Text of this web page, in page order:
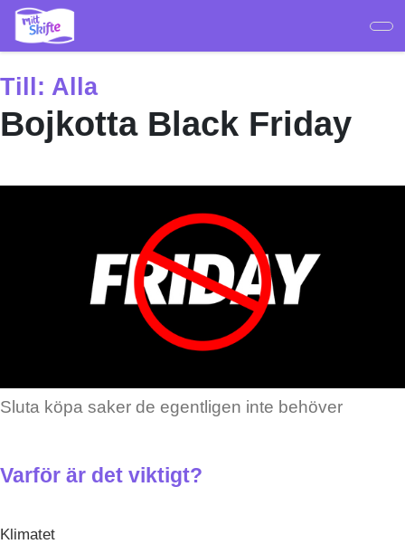
Hoppa
huvudinnehåll
Till: Alla
Bojkotta Black Friday
Sluta köpa saker de egentligen inte behöver
Varför är det viktigt?
Klimatet